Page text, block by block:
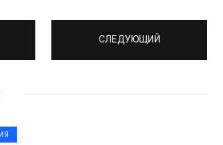
СЛЕДУЮЩИЙ